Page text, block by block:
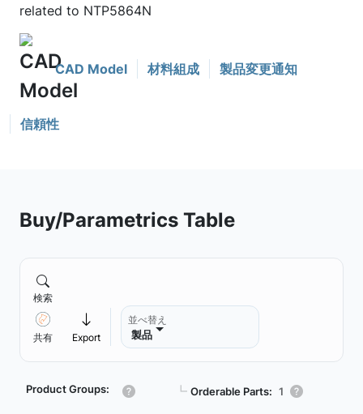
related to NTP5864N
CAD Model 材料組成 製品変更通知
信頼性
Buy/Parametrics Table
検索
共有 Export
並べ替え
製品
Product Groups: ┗ Orderable Parts: 1